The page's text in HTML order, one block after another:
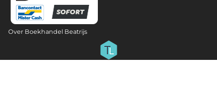
Over Boekhandel Beatrijs